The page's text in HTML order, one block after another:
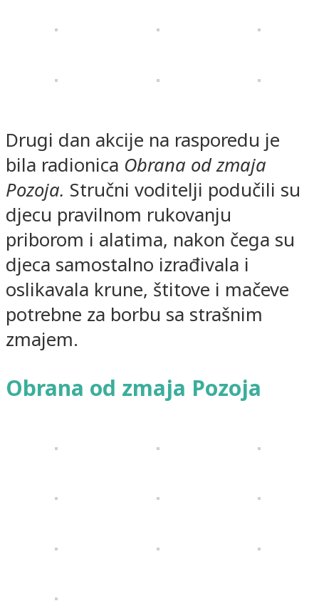
Drugi dan akcije na rasporedu je
bila radionica Obrana od zmaja
Pozoja. Stručni voditelji podučili su
djecu pravilnom rukovanju
priborom i alatima, nakon čega su
djeca samostalno izrađivala i
oslikavala krune, štitove i mačeve
potrebne za borbu sa strašnim
zmajem.
Obrana od zmaja Pozoja